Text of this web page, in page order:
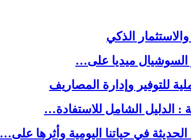
في حياتنا اليومية وأثرها على…